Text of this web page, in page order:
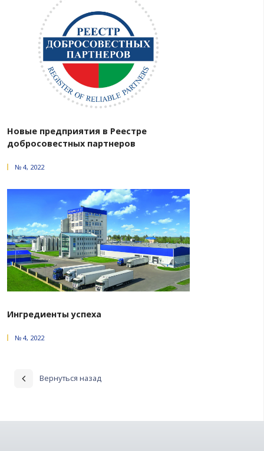
Форум ТПП в Казани: план
взаимодействия
№ 2, 2026